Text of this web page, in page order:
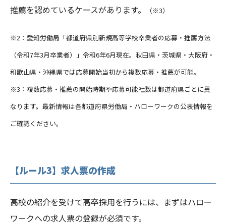
推薦を認めているケースがあります。
（※3）
※2：愛知労働局「都道府県別新規高等学校卒業者の応募・推薦方法
（令和7年3月卒業者）」令和6年6月現在。秋田県・茨城県・大阪府・
和歌山県・沖縄県では応募開始当初から複数応募・推薦が可能。
※3：複数応募・推薦の開始時期や応募可能社数は都道府県ごとに異
なります。最新情報は各都道府県労働局・ハローワークの公表情報を
ご確認ください。
【ルール3】求人票の作成
高校の紹介を受けて高卒採用を行うには、まずはハロー
ワークへの求人票の登録が必須です。